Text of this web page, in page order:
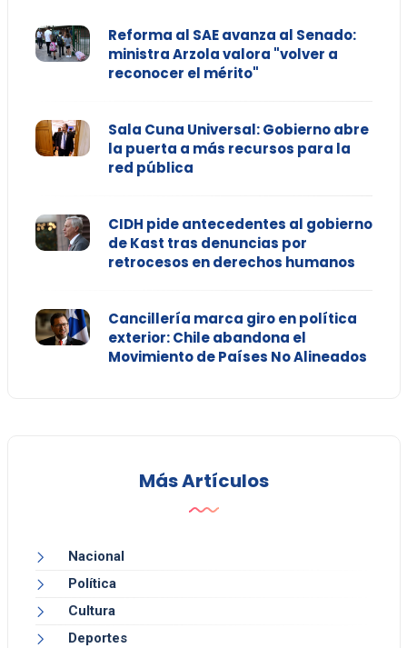
Reforma al SAE avanza al Senado:
ministra Arzola valora "volver a
reconocer el mérito"
Sala Cuna Universal: Gobierno abre
la puerta a más recursos para la
red pública
CIDH pide antecedentes al gobierno
de Kast tras denuncias por
retrocesos en derechos humanos
Cancillería marca giro en política
exterior: Chile abandona el
Movimiento de Países No Alineados
Más Artículos
Nacional
Política
Cultura
Deportes